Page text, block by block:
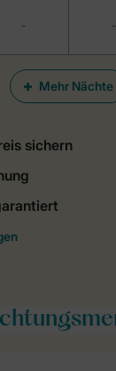
Mehr Nächte
- -